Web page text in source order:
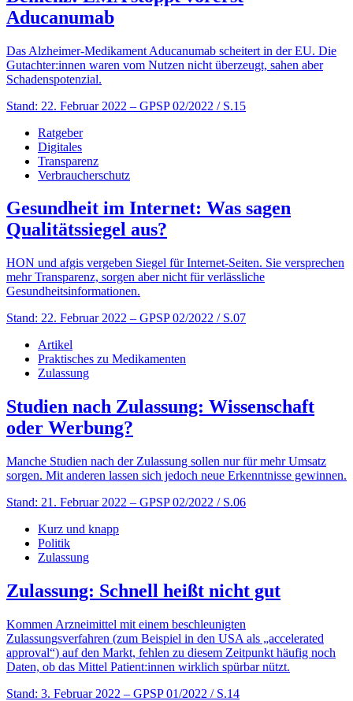
Aducanumab
Das Alzheimer-Medikament Aducanumab scheitert in der EU. Die
Gutachter:innen waren vom Nutzen nicht überzeugt, sahen aber
Schadenspotenzial.
Stand: 22. Februar 2022 – GPSP 02/2022 / S.15
Ratgeber
Digitales
Transparenz
Verbraucherschutz
Gesundheit im Internet: Was sagen
Qualitätssiegel aus?
HON und afgis vergeben Siegel für Internet-Seiten. Sie versprechen
mehr Transparenz, sorgen aber nicht für verlässliche
Gesundheitsinformationen.
Stand: 22. Februar 2022 – GPSP 02/2022 / S.07
Artikel
Praktisches zu Medikamenten
Zulassung
Studien nach Zulassung: Wissenschaft
oder Werbung?
Manche Studien nach der Zulassung sollen nur für mehr Umsatz
sorgen. Mit anderen lassen sich jedoch neue Erkenntnisse gewinnen.
Stand: 21. Februar 2022 – GPSP 02/2022 / S.06
Kurz und knapp
Politik
Zulassung
Zulassung: Schnell heißt nicht gut
Kommen Arzneimittel mit einem beschleunigten
Zulassungsverfahren (zum Beispiel in den USA als „accelerated
approval“) auf den Markt, fehlen zu diesem Zeitpunkt häufig noch
Daten, ob das Mittel Patient:innen wirklich spürbar nützt.
Stand: 3. Februar 2022 – GPSP 01/2022 / S.14